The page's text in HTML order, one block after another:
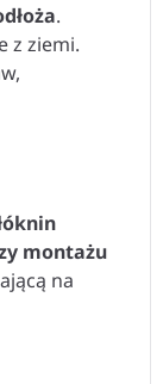
.
z ziemi.
montażu
na